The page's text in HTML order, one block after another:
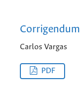
Corrigendum
Carlos Vargas
PDF